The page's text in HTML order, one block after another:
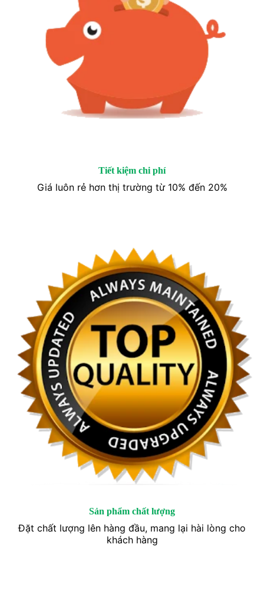
Tiết kiệm chi phí
Giá luôn rẻ hơn thị trường từ 10% đến 20%
Sản phẩm chất lượng
Đặt chất lượng lên hàng đầu, mang lại hài lòng cho
khách hàng